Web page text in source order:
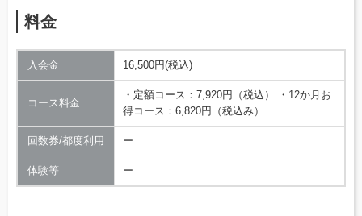
料金
入会金 16,500円(税込)
コース料金
・定額コース：7,920円（税込） ・12か月お
得コース：6,820円（税込み）
回数券/都度利用 ー
体験等 ー